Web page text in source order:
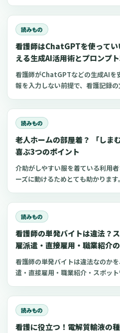
読みもの
看護師はChatGPTを使ってい
える生成AI活用術とプロンプ
看護師がChatGPTなどの生成AIを
報を入力しない前提で、看護記録
読みもの
老人ホームの部屋着？ 「しま
喜ぶ3つのポイント
介助がしやすい服を着ている利用
ーズに動けるためとても助かりま
道府県に約1,400店舗ある「しま
ムを中心に、老人ホームに入所し
快適な部屋着のポイントをご紹介し
読みもの
看護師の単発バイトは違法？
雇派遣・直接雇用・職業紹介
看護師の単発バイトは違法なのか
遣・直接雇用・職業紹介・スポッ
点も整理します。
読みもの
看護に役立つ！電解質輸液の